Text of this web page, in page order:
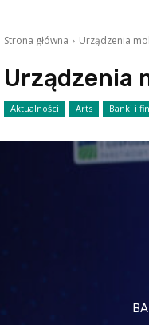
Strona główna Urządzenia
Urządzenia
Aktualności Arts Banki i